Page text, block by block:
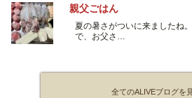
親父ごはん
夏の暑さがついに来ましたね
で、お父さ…
全てのALIVEブログを